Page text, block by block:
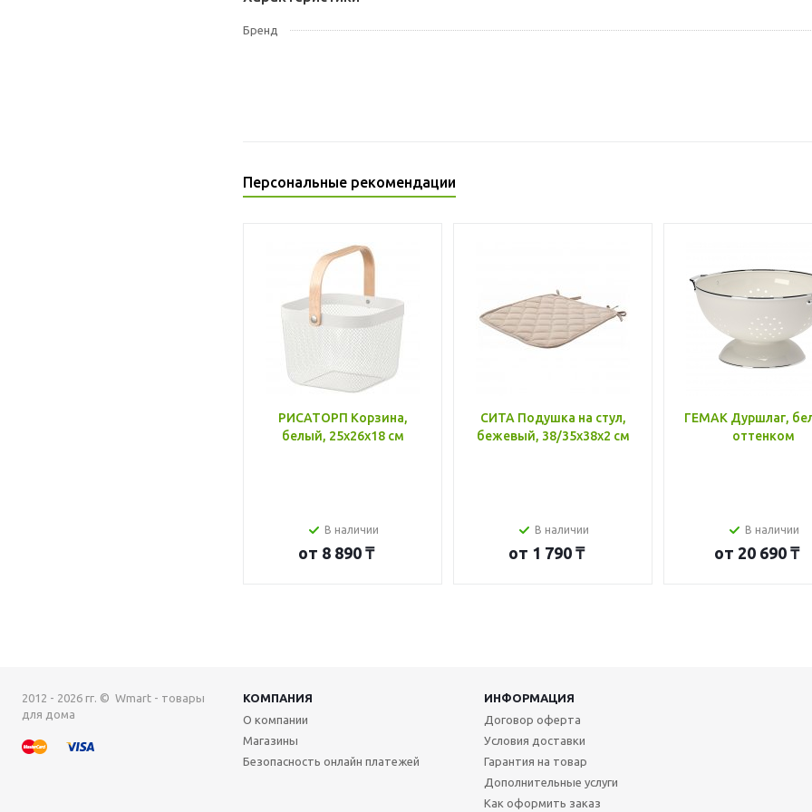
Бренд
Персональные рекомендации
РИСАТОРП Корзина,
белый, 25x26x18 см
В наличии
от 8 890 ₸
СИТА Подушка на стул,
бежевый, 38/35x38x2 см
В наличии
от 1 790 ₸
ГЕМАК Дуршлаг,
оттенком
В наличии
от 20 690 ₸
2012 - 2026 гг. © Wmart - товары
для дома
КОМПАНИЯ
ИНФОРМАЦИЯ
О компании
Магазины
Безопасность онлайн платежей
Договор оферта
Условия доставки
Гарантия на товар
Дополнительные услуги
Как оформить заказ